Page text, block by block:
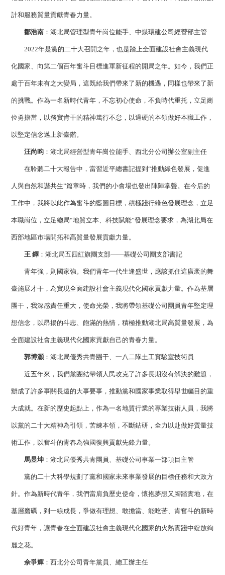
計和服務質量貢獻青春力量。
鄒浩南：湖北局管理型青年崗位能手、中煤環建公司經營部主管
2022年是黨的二十大召開之年，也是踏上全面建設社會主義現代
化國家、向第二個百年奮斗目標進軍新征程的開局之年。如今，我們正
處于百年未有之大變局，這既給我們帶來了新的機遇，同樣也帶來了新
的挑戰。作為一名新時代青年，不忘初心使命，不負時代重托，立足崗
位勇擔當，以務實肯干的精神篤行不怠，以過硬的本領做好本職工作，
以堅定信念邁上新臺階。
汪尚昀：湖北局經營型青年崗位能手、西北分公司辦公室副主任
在聆聽二十大報告中，當習近平總書記提到“推動綠色發展，促進
人與自然和諧共生”篇章時，我們的小會場也發出陣陣掌聲。在今后的
工作中，我將以此作為奮斗的藍圖目標，積極踐行綠色發展理念，立足
本職崗位，立足總局“地質立本、科技賦能”發展理念要求，為湖北局在
西部地區市場開拓和高質量發展貢獻力量。
王 鐸：湖北局五四紅旗團支部——基礎公司團支部書記
青年強，則國家強。我們青年一代生逢盛世，應該抓住這廣袤的舞
臺施展才干，為實現全面建設社會主義現代化國家貢獻力量。作為基層
團干，我深感責任重大，使命光榮，我將帶領基礎公司團員青年堅定理
想信念，以昂揚的斗志、飽滿的熱情，積極推動湖北局高質量發展，為
全面建設社會主義現代化國家貢獻自己的青春力量。
郭博灝：湖北局優秀共青團干、一八二隊土工實驗室技術員
近五年來，我們黨團結帶領人民攻克了許多長期沒有解決的難題，
辦成了許多事關長遠的大事要事，推動黨和國家事業取得舉世矚目的重
大成就。在新的歷史起點上，作為一名地質行業的專業技術人員，我將
以黨的二十大精神為引領，苦練本領，不斷鉆研，全力以赴做好質量技
術工作，以奮斗的青春為強國復興貢獻先鋒力量。
馬昱坤：湖北局優秀共青團員、基礎公司事業一部項目主管
黨的二十大科學規劃了黨和國家未來事業發展的目標任務和大政方
針。作為新時代青年，我們當肩負歷史使命，懷抱夢想又腳踏實地，在
基層磨礪，到一線成長，爭做有理想、敢擔當、能吃苦、肯奮斗的新時
代好青年，讓青春在全面建設社會主義現代化國家的火熱實踐中綻放絢
麗之花。
佘爭輝：西北分公司青年黨員、總工辦主任